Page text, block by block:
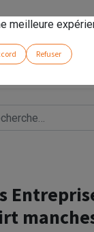
meilleure
Refuser